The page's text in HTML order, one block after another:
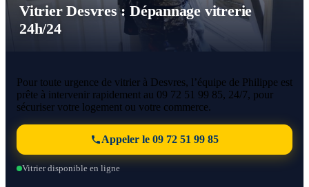
Vitrier Desvres : Dépannage vitrerie
24h/24
Pour toute urgence de vitrier à Desvres, l’équipe de Philippe est
prête à intervenir rapidement au 09 72 51 99 85, 24/7, pour
sécuriser votre logement ou votre commerce.
Appeler le 09 72 51 99 85
Vitrier disponible en ligne